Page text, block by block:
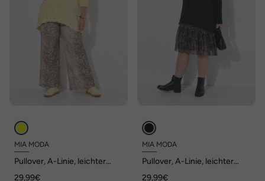
MIA MODA
Pullover, A-Linie, leichter
29,99€
MIA MODA
Pullover, A-Linie, leichter
29,99€